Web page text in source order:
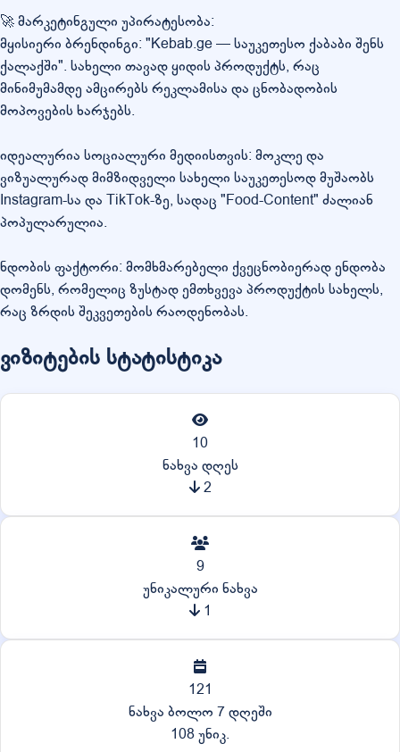
🚀 მარკეტინგული უპირატესობა:
მყისიერი ბრენდინგი: "Kebab.ge — საუკეთესო ქაბაბი შენს
ქალაქში". სახელი თავად ყიდის პროდუქტს, რაც
მინიმუმამდე ამცირებს რეკლამისა და ცნობადობის
მოპოვების ხარჯებს.
იდეალურია სოციალური მედიისთვის: მოკლე და
ვიზუალურად მიმზიდველი სახელი საუკეთესოდ მუშაობს
Instagram-სა და TikTok-ზე, სადაც "Food-Content" ძალიან
პოპულარულია.
ნდობის ფაქტორი: მომხმარებელი ქვეცნობიერად ენდობა
დომენს, რომელიც ზუსტად ემთხვევა პროდუქტის სახელს,
რაც ზრდის შეკვეთების რაოდენობას.
ვიზიტების სტატისტიკა
10
ნახვა დღეს
2
9
უნიკალური ნახვა
1
121
ნახვა ბოლო 7 დღეში
108 უნიკ.